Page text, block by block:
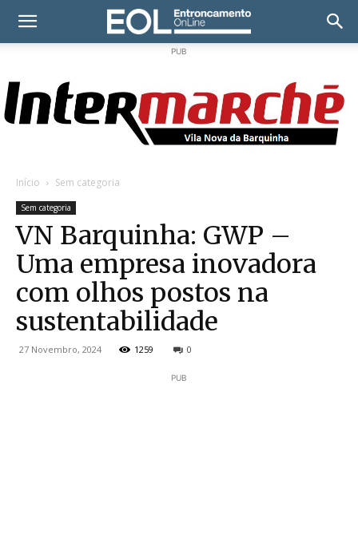
PUB
Início Sem categoria
Sem categoria
VN Barquinha: GWP –
Uma empresa inovadora
com olhos postos na
sustentabilidade
27 Novembro, 2024 1259 0
PUB